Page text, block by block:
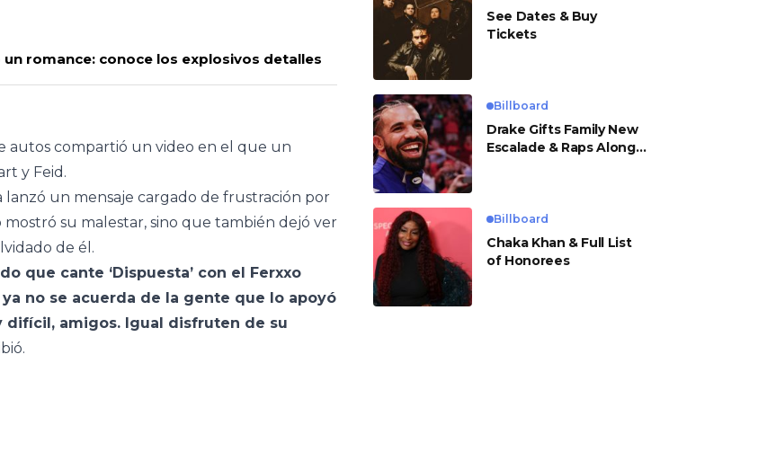
romance: conoce los explosivos detalles
autos compartió un video en el que un
y Feid.
lanzó un mensaje cargado de frustración por
su malestar, sino que también dejó ver
de él.
que cante ‘Dispuesta’ con el Ferxxo
ya no se acuerda de la gente que lo apoyó
difícil, amigos. Igual disfruten de su
See Dates & Buy
Tickets
Billboard
Drake Gifts Family New
Escalade & Raps Along
Billboard
Chaka Khan & Full List
of Honorees